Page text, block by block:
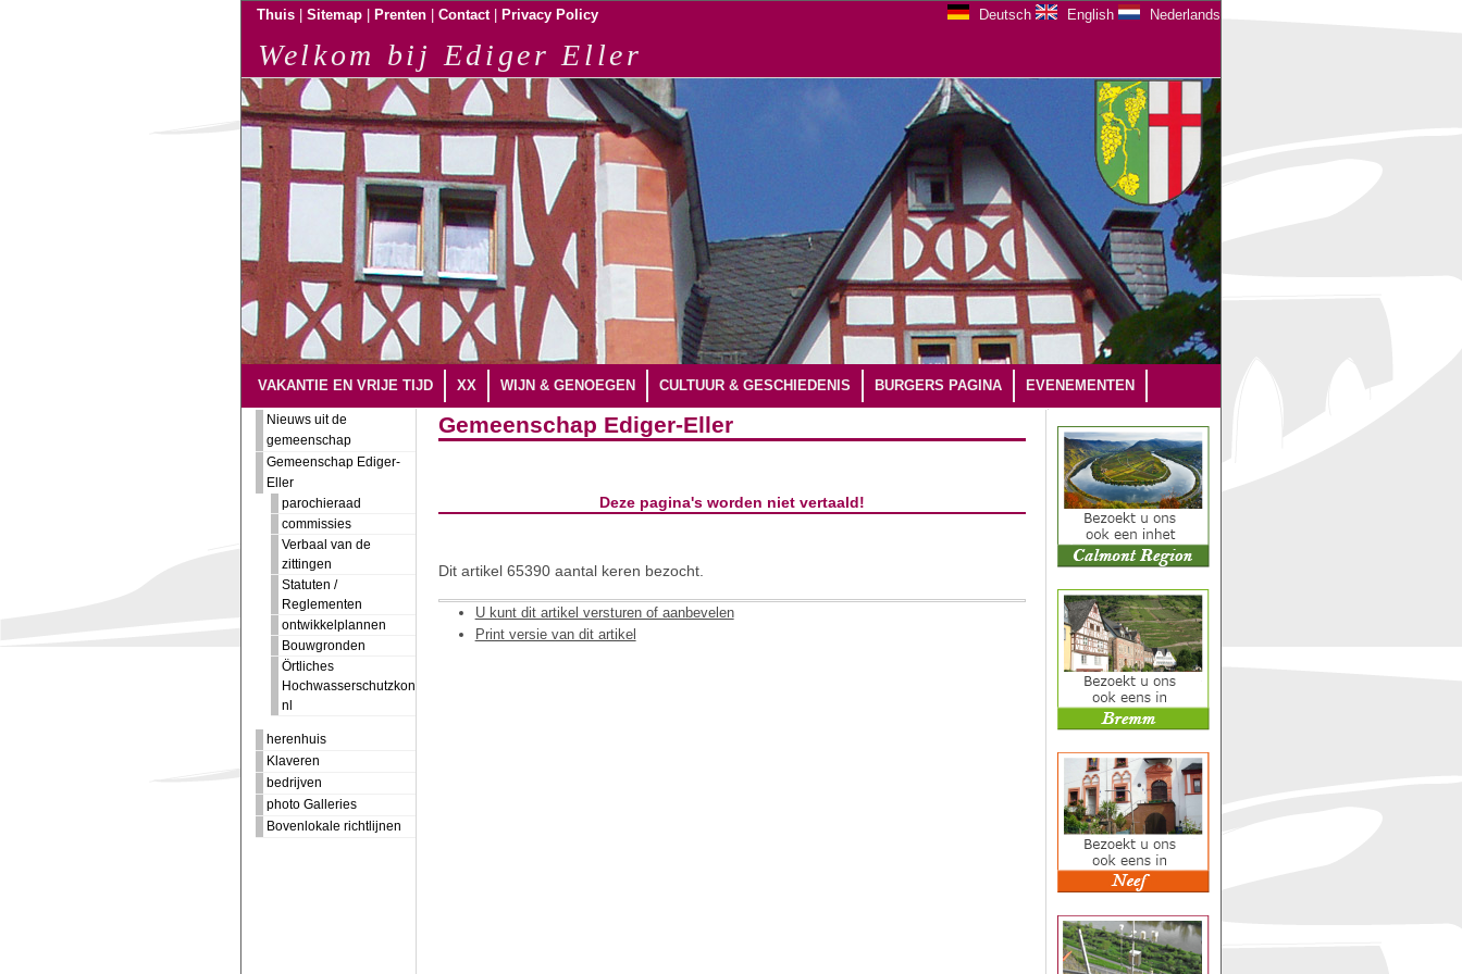
Deutsch English Nederlands
Thuis Sitemap Prenten Contact Privacy Policy
Welkom bij Ediger Eller
VAKANTIE EN VRIJE TIJD XX WIJN & GENOEGEN CULTUUR & GESCHIEDENIS BURGERS PAGINA EVENEMENTEN
Nieuws uit de
gemeenschap
Gemeenschap Ediger-
Eller
parochieraad
commissies
Verbaal van de
zittingen
Statuten /
Reglementen
ontwikkelplannen
Bouwgronden
Örtliches
Hochwasserschutzkonzept
nl
herenhuis
Klaveren
bedrijven
photo Galleries
Bovenlokale richtlijnen
Gemeenschap Ediger-Eller
Deze pagina's worden niet vertaald!
Dit artikel 65390 aantal keren bezocht.
U kunt dit artikel versturen of aanbevelen
Print versie van dit artikel